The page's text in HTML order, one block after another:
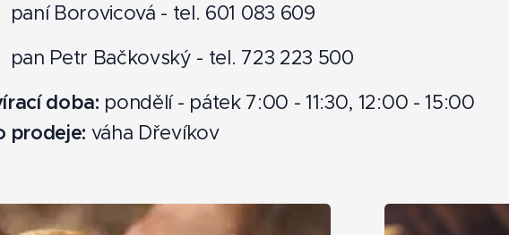
paní Borovicová - tel. 601 083 609
pan Petr Bačkovský - tel. 723 223 500
doba: pondělí - pátek 7:00 - 11:30, 12:00 - 15:00
prodeje: váha Dřevíkov